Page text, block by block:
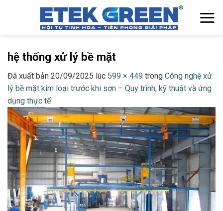
hệ thống xử lý bề mặt
Đã xuất bản 20/09/2025 lúc 599 × 449 trong Công nghệ xử
lý bề mặt kim loại trước khi sơn – Quy trình, kỹ thuật và ứng
dụng thực tế